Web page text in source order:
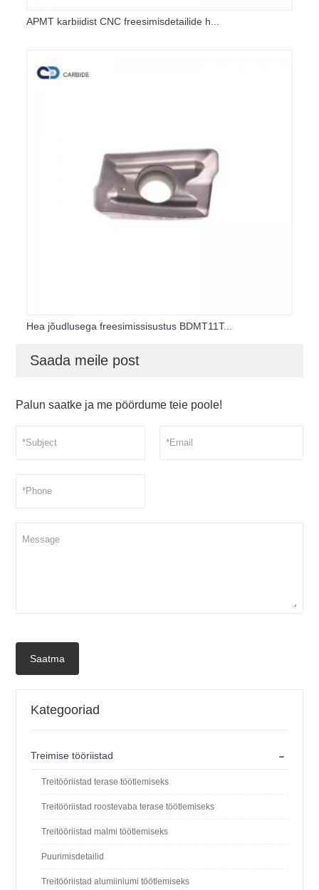
APMT karbiidist CNC freesimisdetailide h...
Hea jõudlusega freesimissisustus BDMT11T...
Saada meile post
Palun saatke ja me pöördume teie poole!
Saatma
Kategooriad
-
Treimise tööriistad
Treitööriistad terase töötlemiseks
Treitööriistad roostevaba terase töötlemiseks
Treitööriistad malmi töötlemiseks
Puurimisdetailid
Treitööriistad alumiiniumi töötlemiseks